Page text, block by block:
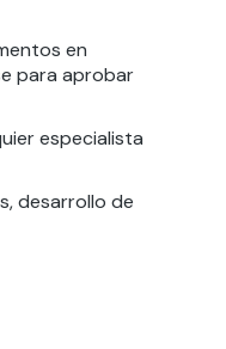
en
para aprobar
especialista
desarrollo de